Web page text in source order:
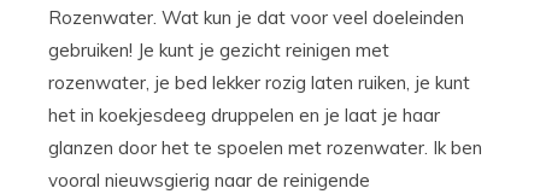
Rozenwater. Wat kun je dat voor veel doeleinden
gebruiken! Je kunt je gezicht reinigen met
rozenwater, je bed lekker rozig laten ruiken, je kunt
het in koekjesdeeg druppelen en je laat je haar
glanzen door het te spoelen met rozenwater. Ik ben
vooral nieuwsgierig naar de reinigende